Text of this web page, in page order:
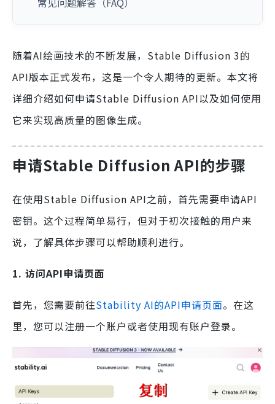
随着AI绘画技术的不断发展，Stable Diffusion 3的
API版本正式发布，这是一个令人期待的更新。本文将
详细介绍如何申请Stable Diffusion API以及如何使用
它来实现高质量的图像生成。
申请Stable Diffusion API的步骤
在使用Stable Diffusion API之前，首先需要申请API
密钥。这个过程简单易行，但对于初次接触的用户来
说，了解具体步骤可以帮助顺利进行。
1. 访问API申请页面
首先，您需要前往Stability AI的API申请页面。在这
里，您可以注册一个账户或者使用现有账户登录。